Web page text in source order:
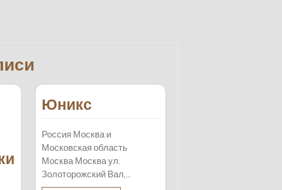
Юникс
Россия Москва и
Московская область
Москва Москва ул.
Золоторожский Вал,…